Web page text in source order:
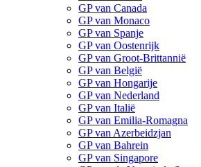
GP van Canada
GP van Monaco
GP van Spanje
GP van Oostenrijk
GP van Groot-Brittannië
GP van België
GP van Hongarije
GP van Nederland
GP van Italië
GP van Emilia-Romagna
GP van Azerbeidzjan
GP van Bahrein
GP van Singapore